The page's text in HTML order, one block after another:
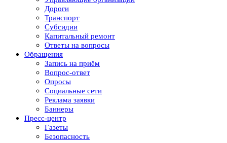
Дороги
Транспорт
Субсидии
Капитальный ремонт
Ответы на вопросы
Обращения
Запись на приём
Вопрос-ответ
Опросы
Социальные сети
Реклама заявки
Баннеры
Пресс-центр
Газеты
Безопасность